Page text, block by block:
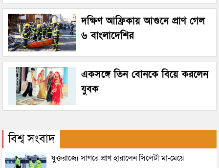
দক্ষিণ আফ্রিকায় আগুনে প্রাণ গেল
৬ বাংলাদেশির
একসঙ্গে তিন বোনকে বিয়ে করলেন
যুবক
বিশ্ব সংবাদ
যুক্তরাজ্যে সাগরে প্রাণ হারালেন সিলেটী মা-মেয়ে